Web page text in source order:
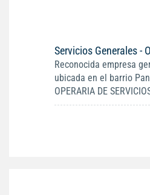
Servicios Generales -
Reconocida empresa
ubicada en el barrio
OPERARIA DE